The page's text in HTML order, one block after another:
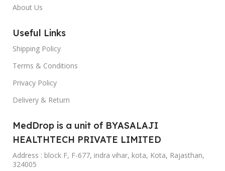
About Us
Useful Links
Shipping Policy
Terms & Conditions
Privacy Policy
Delivery & Return
MedDrop is a unit of BYASALAJI
HEALTHTECH PRIVATE LIMITED
Address : block F, F-677, indra vihar, kota, Kota, Rajasthan,
324005